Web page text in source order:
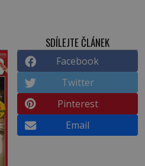
SDÍLEJTE ČLÁNEK
Facebook
Twitter
Pinterest
Email